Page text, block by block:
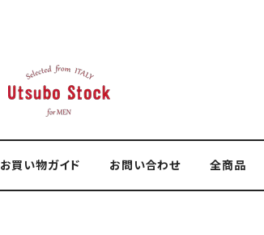
お買い物ガイド お問い合わせ 全商品